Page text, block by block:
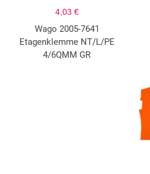
4,03 €
Wago 2005-7641
Etagenklemme NT/L/PE
4/6QMM GR